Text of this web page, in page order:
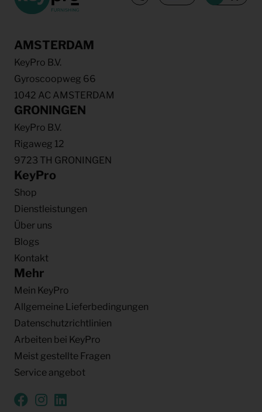
AMSTERDAM
KeyPro B.V.
Gyroscoopweg 66
1042 AC AMSTERDAM
GRONINGEN
KeyPro B.V.
Rigaweg 12
9723 TH GRONINGEN
KeyPro
Shop
Dienstleistungen
Über uns
Blogs
Kontakt
Mehr
Mein KeyPro
Allgemeine Lieferbedingungen
Datenschutzrichtlinien
Arbeiten bei KeyPro
Meist gestellte Fragen
Service angebot